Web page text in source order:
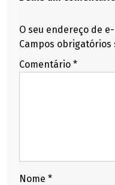
O seu endereço de
Campos obrigatórios
Comentário *
Nome *